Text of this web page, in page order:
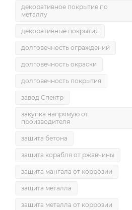
декоративное покрытие по
металлу
декоративные покрытия
долговечность ограждений
долговечность окраски
долговечность покрытия
завод Спектр
закупка напрямую от
производителя
защита бетона
защита корабля от ржавчины
защита мангала от коррозии
защита металла
защита металла от коррозии